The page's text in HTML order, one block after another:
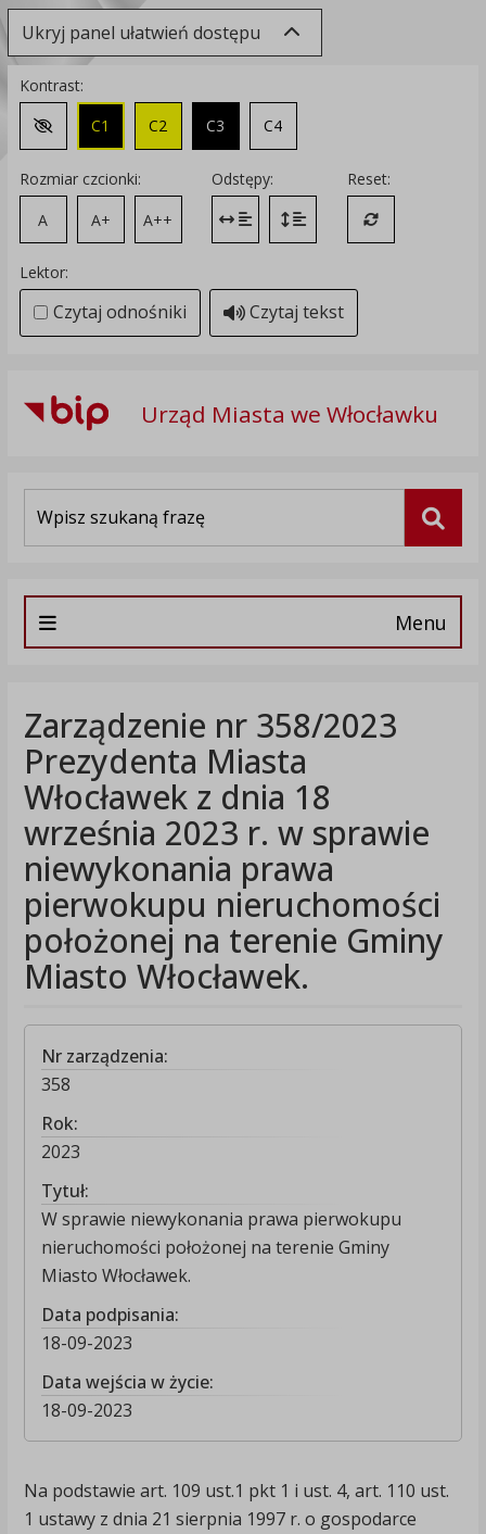
Ukryj panel ułatwień dostępu
Kontrast:
Zmień kontrast na domyślny
C1 C2 C3 C4
Rozmiar czcionki:
A
A+ A++
Odstępy:
Zmień odstęp między literami
Zmień interlinię i margines
Reset:
Przywróć
Lektor:
Czytaj odnośniki Czytaj tekst
Urząd Miasta we Włocławku
Menu
Zarządzenie nr 358/2023
Prezydenta Miasta
Włocławek z dnia 18
września 2023 r. w sprawie
niewykonania prawa
pierwokupu nieruchomości
położonej na terenie Gminy
Miasto Włocławek.
Nr zarządzenia:
358
Rok:
2023
Tytuł:
W sprawie niewykonania prawa pierwokupu
nieruchomości położonej na terenie Gminy
Miasto Włocławek.
Data podpisania:
18-09-2023
Data wejścia w życie:
18-09-2023
Na podstawie art. 109 ust.1 pkt 1 i ust. 4, art. 110 ust.
1 ustawy z dnia 21 sierpnia 1997 r. o gospodarce